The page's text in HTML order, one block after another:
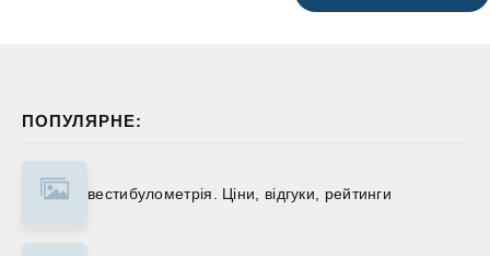
ПОПУЛЯРНЕ:
вестибулометрія. Ціни, відгуки, рейтинги